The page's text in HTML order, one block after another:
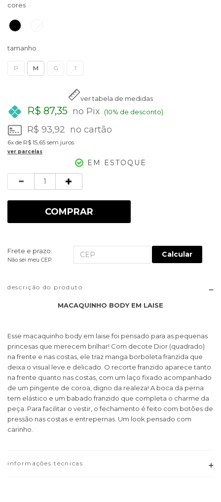
cores
tamanho
P M G 1
ver tabela de medidas
R$ 87,35 no Pix (10% de desconto)
R$ 93,92 no cartão
6x de R$ 15,65 sem juros
ver parcelas
EM ESTOQUE
Quantidade
COMPRAR
Frete e prazo:
Não sei meu CEP
Calcular
descrição do produto
MACAQUINHO BODY EM LAISE
Esse macaquinho body em laise foi pensado para as pequenas
princesas que merecem brilhar! Com decote Dior (quadrado)
na frente e nas costas, ele traz manga borboleta franzida que
deixa o visual leve e delicado. O recorte franzido aparece tanto
na frente quanto nas costas, com um laço fixado acompanhado
de um pingente de coroa, digno da realeza! A boca da perna
tem elástico e um babado franzido que completa o charme da
peça. Para facilitar o vestir, o fechamento é feito com botões de
pressão nas costas e entrepernas. Um look pensado com
carinho.
informações técnicas